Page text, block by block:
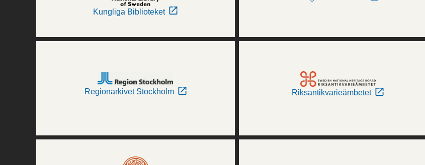
Kungliga Biblioteket
Regionarkivet Stockholm Riksantikvarieämbetet